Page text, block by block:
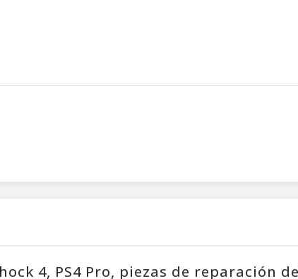
4, PS4 Pro, piezas de reparación